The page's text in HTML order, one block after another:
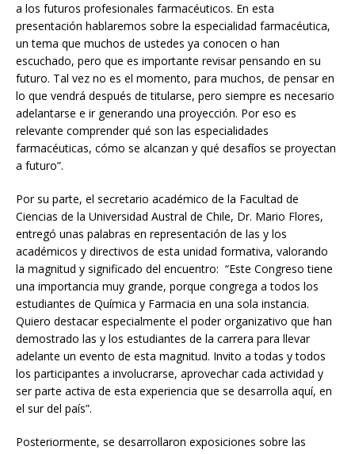
a los futuros profesionales farmacéuticos. En esta
presentación hablaremos sobre la especialidad farmacéutica,
un tema que muchos de ustedes ya conocen o han
escuchado, pero que es importante revisar pensando en su
futuro. Tal vez no es el momento, para muchos, de pensar en
lo que vendrá después de titularse, pero siempre es necesario
adelantarse e ir generando una proyección. Por eso es
relevante comprender qué son las especialidades
farmacéuticas, cómo se alcanzan y qué desafíos se proyectan
a futuro”.
Por su parte, el secretario académico de la Facultad de
Ciencias de la Universidad Austral de Chile, Dr. Mario Flores,
entregó unas palabras en representación de las y los
académicos y directivos de esta unidad formativa, valorando
la magnitud y significado del encuentro: “Este Congreso tiene
una importancia muy grande, porque congrega a todos los
estudiantes de Química y Farmacia en una sola instancia.
Quiero destacar especialmente el poder organizativo que han
demostrado las y los estudiantes de la carrera para llevar
adelante un evento de esta magnitud. Invito a todas y todos
los participantes a involucrarse, aprovechar cada actividad y
ser parte activa de esta experiencia que se desarrolla aquí, en
el sur del país”.
Posteriormente, se desarrollaron exposiciones sobre las